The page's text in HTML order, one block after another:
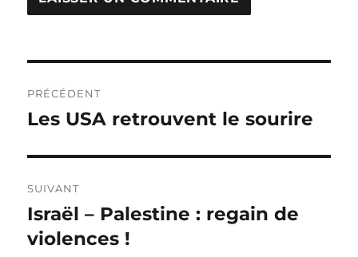
de
PRÉCÉDENT
Publication
Les USA retrouvent le sourire
SUIVANT
Publication
suivante :
Israël – Palestine : regain de
violences !